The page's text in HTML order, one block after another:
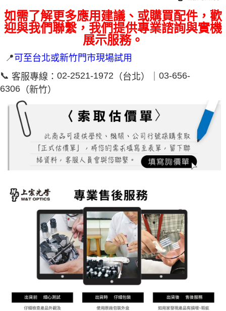
如需了解更多應用建議、或購買配件，歡
迎與我們聯繫，我們提供專業諮詢與實機
展示服務。
📍可至台北或新竹門市現場試用
📞 客服專線： 02-2521-1972 （台北）｜ 03-656-
6306 （新竹）